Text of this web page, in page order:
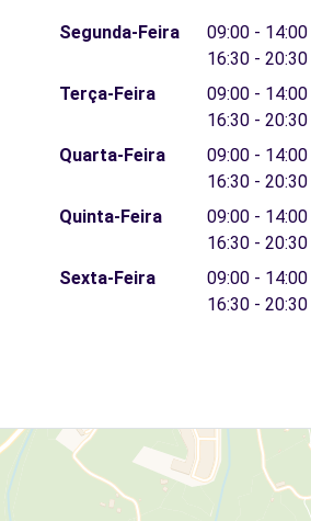
Segunda-Feira
09:00 - 14:00
16:30 - 20:30
Terça-Feira
09:00 - 14:00
16:30 - 20:30
Quarta-Feira
09:00 - 14:00
16:30 - 20:30
Quinta-Feira
09:00 - 14:00
16:30 - 20:30
Sexta-Feira
09:00 - 14:00
16:30 - 20:30